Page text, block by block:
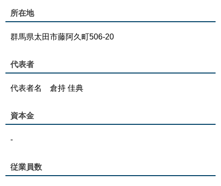
所在地
群馬県太田市藤阿久町506-20
代表者
代表者名 倉持 佳典
資本金
-
従業員数